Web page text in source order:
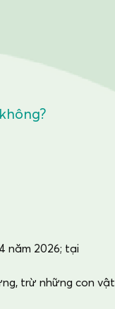
năm 2026; tại
trừ những con vật